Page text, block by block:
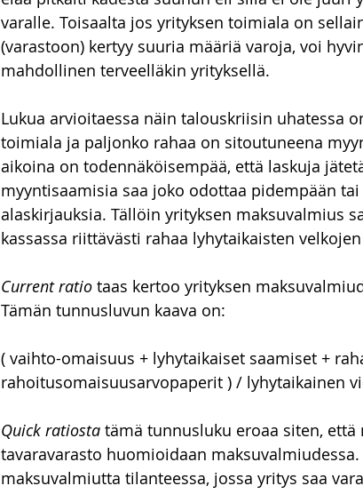
varalle. Toisaalta jos yrityksen toimiala on
(varastoon) kertyy suuria määriä varoja, voi
mahdollinen terveelläkin yrityksellä.
Lukua arvioitaessa näin talouskriisin uhatessa
toimiala ja paljonko rahaa on sitoutuneena
aikoina on todennäköisempää, että laskuja
myyntisaamisia saa joko odottaa pidempään
alaskirjauksia. Tällöin yrityksen maksuvalmius
kassassa riittävästi rahaa lyhytaikaisten
Current ratio taas kertoo yrityksen
Tämän tunnusluvun kaava on:
( vaihto-omaisuus + lyhytaikaiset saamiset +
rahoitusomaisuusarvopaperit ) / lyhytaikainen
Quick ratiosta tämä tunnusluku eroaa siten,
tavaravarasto huomioidaan maksuvalmiudessa.
maksuvalmiutta tilanteessa, jossa yritys saa